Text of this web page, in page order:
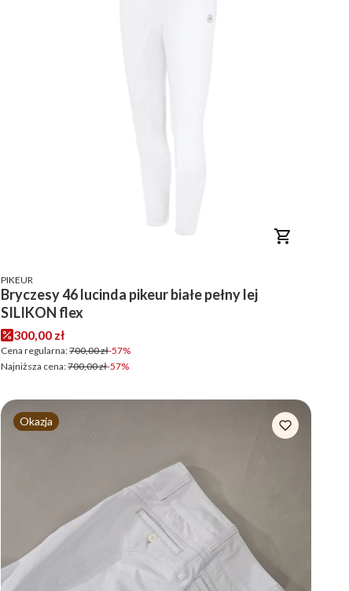
PRODUCENT
PIKEUR
Bryczesy 46 lucinda pikeur białe pełny lej
SILIKON flex
Cena promocyjna
300,00 zł
Cena regularna:700,00 zł-57%
Najniższa cena:700,00 zł-57%
Okazja